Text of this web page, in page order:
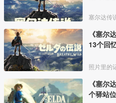
塞尔达传
《塞尔
13个回
照片里的
《塞尔
个驿站